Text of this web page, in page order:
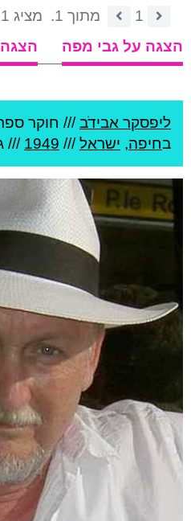
1 מתוך 1.
מציג 1 ערכים.
הצגה על גבי מפה
הצגה
ליפסקר אבידֹב/// חוקר
בחיפה, ישראל///
1949
///